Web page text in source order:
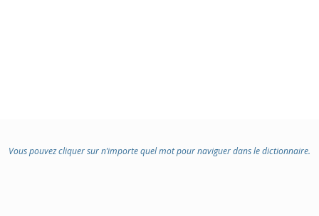
Vous pouvez cliquer sur n’importe quel mot pour naviguer dans le dictionnaire.